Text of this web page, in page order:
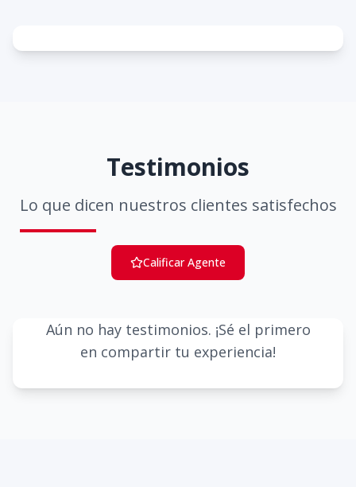
Testimonios
Lo que dicen nuestros clientes satisfechos
Calificar Agente
Aún no hay testimonios. ¡Sé el primero
en compartir tu experiencia!